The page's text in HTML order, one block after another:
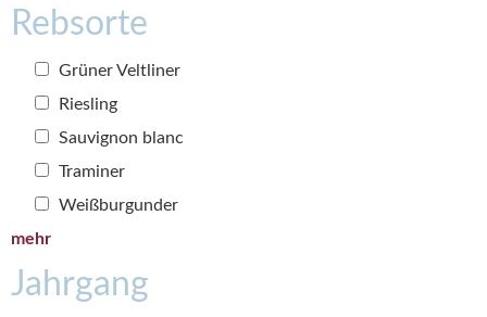
Rebsorte
Grüner Veltliner
Riesling
Sauvignon blanc
Traminer
Weißburgunder
mehr
Jahrgang